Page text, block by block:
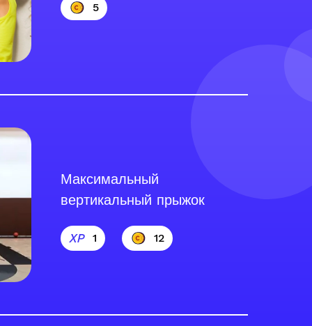
5
Максимальный
вертикальный прыжок
1 12